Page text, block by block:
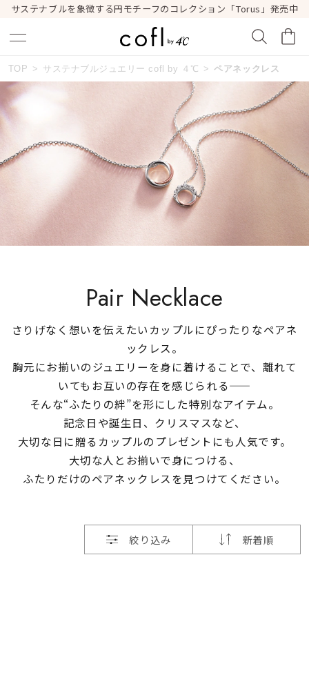
サステナブルを象徴する円モチーフのコレクション「Torus」発売中
キーワードで検索する
#ハーフエタニティリング
#ダイヤモンド ネックレス #eギフト
ブランド cofl by ４℃
素材
モチーフ
TOP サステナブルジュエリー cofl by ４℃ ペアネックレス
Pair Necklace
さりげなく想いを伝えたいカップルにぴったりなペアネ
ックレス。
胸元にお揃いのジュエリーを身に着けることで、 離れて
いてもお互いの存在を感じられる——
そんな“ふたりの絆”を形にした特別なアイテム。
記念日や誕生日、クリスマスなど、
大切な日に贈るカップルのプレゼントにも人気です。
大切な人とお揃いで身につける、
ふたりだけのペアネックレスを見つけてください。
絞り込み 新着順
おすすめ順
価格が高い
新着順
お気に入り登録数
並び替え